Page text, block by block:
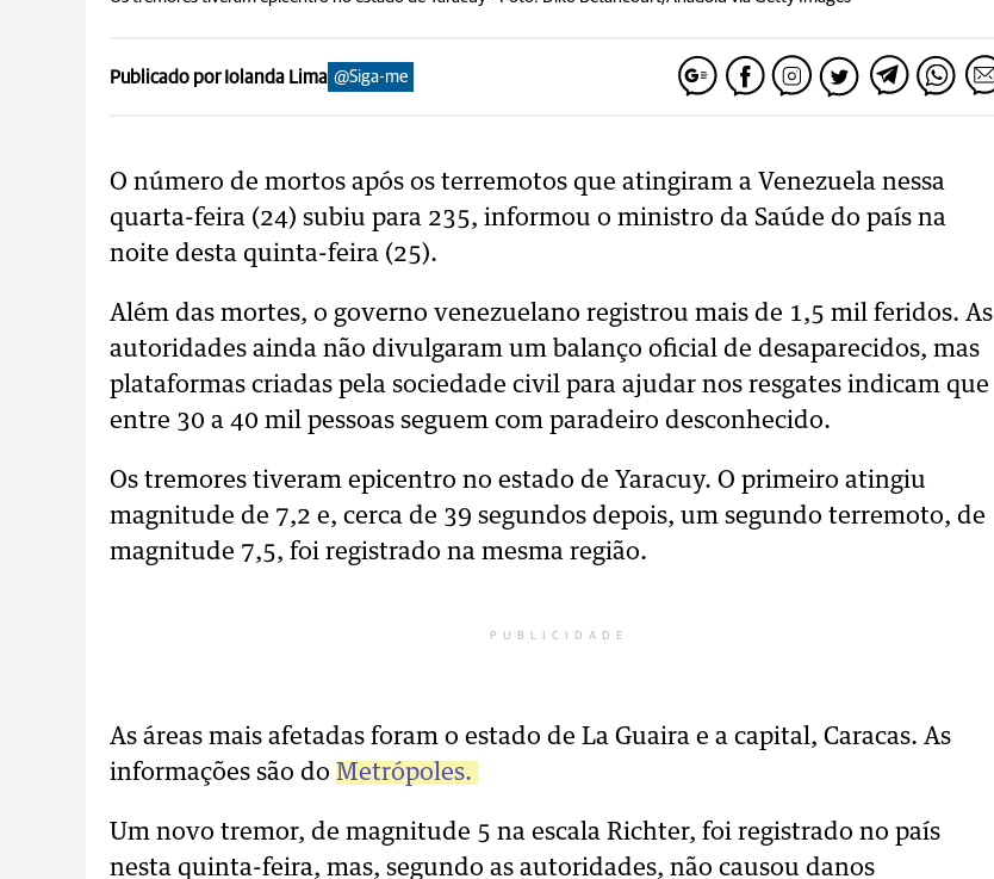
Publicado por Iolanda Lima @Siga-me
O número de mortos após os terremotos que atingiram a Venezuela nessa
quarta-feira (24) subiu para 235, informou o ministro da Saúde do país na
noite desta quinta-feira (25).
Além das mortes, o governo venezuelano registrou mais de 1,5 mil feridos. As
autoridades ainda não divulgaram um balanço oficial de desaparecidos, mas
plataformas criadas pela sociedade civil para ajudar nos resgates indicam que
entre 30 a 40 mil pessoas seguem com paradeiro desconhecido.
Os tremores tiveram epicentro no estado de Yaracuy. O primeiro atingiu
magnitude de 7,2 e, cerca de 39 segundos depois, um segundo terremoto, de
magnitude 7,5, foi registrado na mesma região.
PUBLICIDADE
As áreas mais afetadas foram o estado de La Guaira e a capital, Caracas. As
informações são do Metrópoles.
Um novo tremor, de magnitude 5 na escala Richter, foi registrado no país
nesta quinta-feira, mas, segundo as autoridades, não causou danos